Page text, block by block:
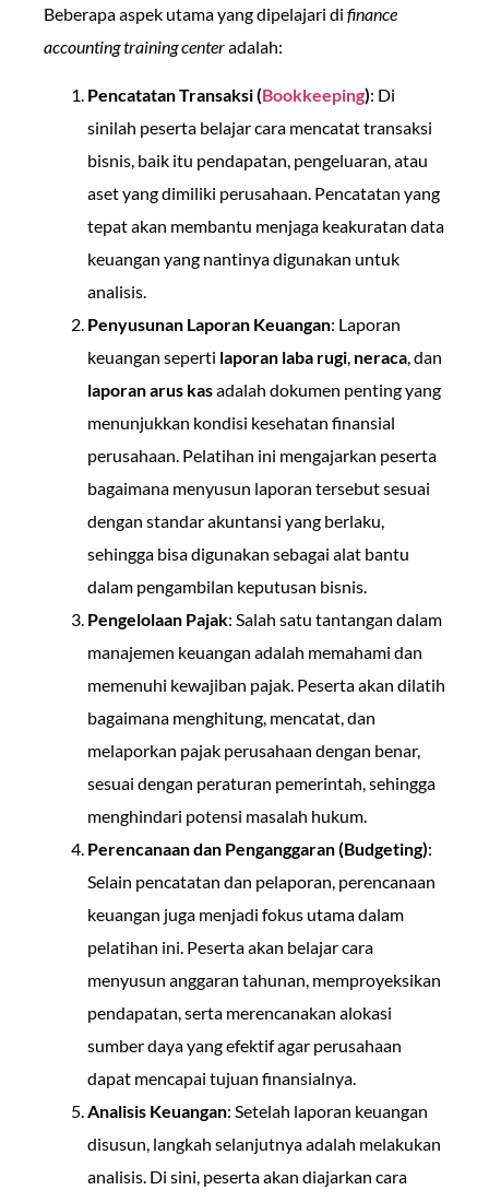
Beberapa aspek utama yang dipelajari di finance
accounting training centeradalah:
Pencatatan Transaksi (Bookkeeping): Di
sinilah peserta belajar cara mencatat transaksi
bisnis, baik itu pendapatan, pengeluaran, atau
aset yang dimiliki perusahaan. Pencatatan yang
tepat akan membantu menjaga keakuratan data
keuangan yang nantinya digunakan untuk
analisis.
Penyusunan Laporan Keuangan: Laporan
keuangan seperti laporan laba rugi, neraca, dan
laporan arus kasadalah dokumen penting yang
menunjukkan kondisi kesehatan finansial
perusahaan. Pelatihan ini mengajarkan peserta
bagaimana menyusun laporan tersebut sesuai
dengan standar akuntansi yang berlaku,
sehingga bisa digunakan sebagai alat bantu
dalam pengambilan keputusan bisnis.
Pengelolaan Pajak: Salah satu tantangan dalam
manajemen keuangan adalah memahami dan
memenuhi kewajiban pajak. Peserta akan dilatih
bagaimana menghitung, mencatat, dan
melaporkan pajak perusahaan dengan benar,
sesuai dengan peraturan pemerintah, sehingga
menghindari potensi masalah hukum.
Perencanaan dan Penganggaran (Budgeting):
Selain pencatatan dan pelaporan, perencanaan
keuangan juga menjadi fokus utama dalam
pelatihan ini. Peserta akan belajar cara
menyusun anggaran tahunan, memproyeksikan
pendapatan, serta merencanakan alokasi
sumber daya yang efektif agar perusahaan
dapat mencapai tujuan finansialnya.
Analisis Keuangan: Setelah laporan keuangan
disusun, langkah selanjutnya adalah melakukan
analisis. Di sini, peserta akan diajarkan cara